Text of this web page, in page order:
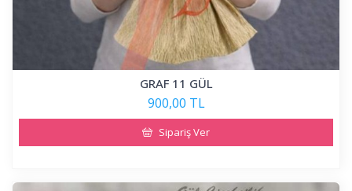
GRAF 11 GÜL
900,00 TL
Sipariş Ver